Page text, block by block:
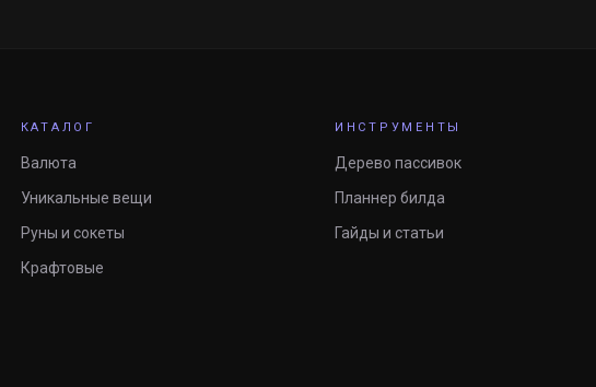
КАТАЛОГ
Валюта
Уникальные вещи
Руны и сокеты
Крафтовые
ИНСТРУМЕНТЫ
Дерево пассивок
Планнер билда
Гайды и статьи